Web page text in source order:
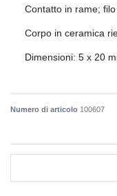
Contatto in rame;
Corpo in ceramica
Dimensioni: 5 x 20
Numero di articolo 100607